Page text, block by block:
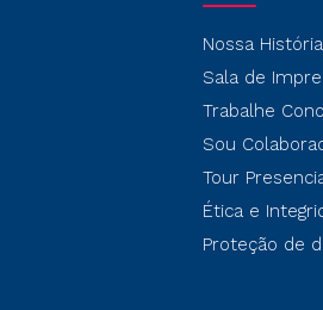
Nossa História
Sala de
Trabalhe
Sou
Tour
Ética e
Proteção de